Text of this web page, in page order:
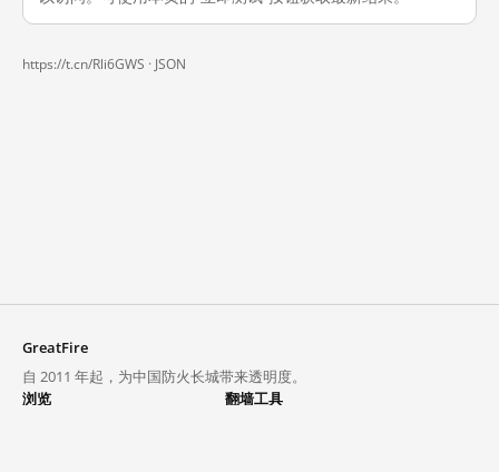
https://t.cn/Rli6GWS · JSON
GreatFire
自 2011 年起，为中国防火长城带来透明度。
浏览
翻墙工具